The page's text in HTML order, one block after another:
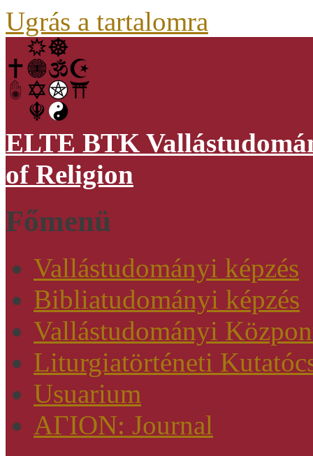
Ugrás a tartalomra
ELTE BTK
of Religion
Főmenü
Vallástudományi képzés
Bibliatudományi képzés
Vallástudományi
Liturgiatörténeti
Usuarium
AΓION: Journal